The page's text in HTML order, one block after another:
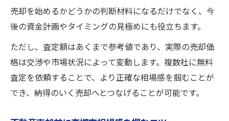
売却を始めるかどうかの判断材料になるだけでなく、今
後の資金計画やタイミングの見極めにも役立ちます。
ただし、査定額はあくまで参考値であり、実際の売却価
格は交渉や市場状況によって変動します。複数社に無料
査定を依頼することで、より正確な相場感を掴むことが
でき、納得のいく売却へとつなげることが可能です。